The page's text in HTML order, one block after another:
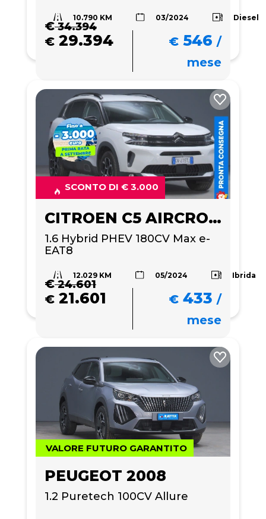
10.790 KM 03/2024 Diesel
€34.394
€ 29.394 € 546 /
mese
SCONTO DI € 3.000
CITROEN C5 AIRCROSS
1.6 Hybrid PHEV 180CV Max e-
EAT8
12.029 KM 05/2024 Ibrida
€24.601
€ 21.601 € 433 /
mese
VALORE FUTURO GARANTITO
PEUGEOT 2008
1.2 Puretech 100CV Allure